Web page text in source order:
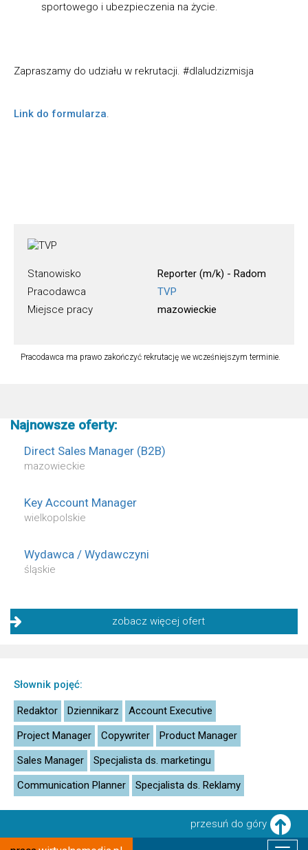
sportowego i ubezpieczenia na życie.
Zapraszamy do udziału w rekrutacji. #dlaludzizmisja
Link do formularza.
Stanowisko
Reporter (m/k) - Radom
Pracodawca
TVP
Miejsce pracy
mazowieckie
Pracodawca ma prawo zakończyć rekrutację we wcześniejszym terminie.
Najnowsze oferty:
Direct Sales Manager (B2B)
mazowieckie
Key Account Manager
wielkopolskie
Wydawca / Wydawczyni
śląskie
zobacz więcej ofert
Słownik pojęć:
Redaktor Dziennikarz
Account Executive
Project Manager
Copywriter
Product Manager
Sales Manager
Specjalista ds. marketingu
Communication Planner
Specjalista ds. Reklamy
przesuń do góry